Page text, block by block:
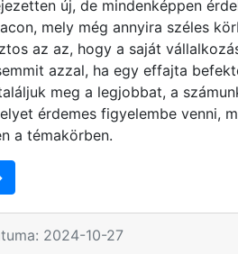
új, de mindenképpen
mely még annyira széles
az az, hogy a saját
azzal, ha egy effajta
meg a legjobbat, a
érdemes figyelembe venni,
a témakörben.
2024-10-27